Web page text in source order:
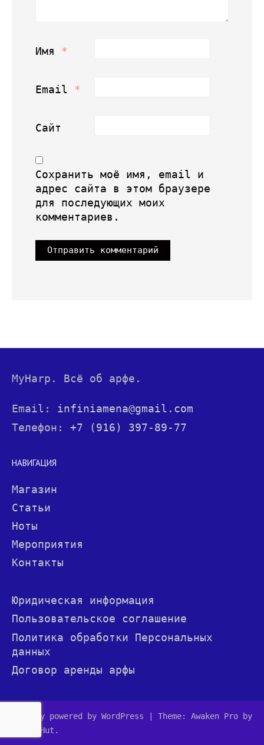
Имя *
Email *
Сайт
Сохранить моё имя, email и
адрес сайта в этом браузере
для последующих моих
комментариев.
MyHarp. Всё об арфе.
Email: infiniamena@gmail.com
Телефон: +7 (916) 397-89-77
НАВИГАЦИЯ
Магазин
Статьи
Ноты
Мероприятия
Контакты
Юридическая информация
Пользовательское соглашение
Политика обработки Персональных
данных
Договор аренды арфы
Proudly powered by WordPress
Theme: Awaken Pro by
ThemezHut .